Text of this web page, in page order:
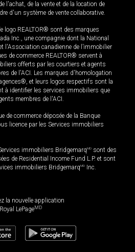
l'achat, de la vente et de la location de
d'un système de vente collaborative.
logo REALTOR® sont des marques
Inc., une compagnie dont la National
l'Association canadienne de l’immobilier
de commerce REALTOR® servent à
offerts par les courtiers et agents
de l'ACI. Les marques d'homologation
et leurs logos respectifs sont la
à identifier les services immobiliers que
membres de l'ACI.
de commerce déposée de la Banque
licence par les Services immobiliers
immobiliers BridgemarqMD sont des
de Residential Income Fund L.P. et sont
immobiliers BridgemarqMD Inc.
la nouvelle application
Royal LePageMD